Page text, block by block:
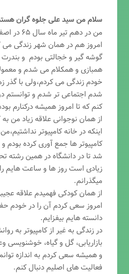
سلام من سید علی جلوه گران
من در دهم
امروز هم در همان شهر زندگی می
گوشه گیر و خجالتی بودم و
همبازی و همکلام می شدم و
خودم زندگی می کردم،ولی با گذر
شدم اجتماعی تر شدم و توانستم
کنم که تا امروز همیشه درکنارم
از همان نوجوانی علاقه زیاد من
اینکه در خانه کامپیوتر
کامپیوتر ها جمع آوری کرده
شد تا در دانشگاه در همین رشته
زیادی است روز ها و ساعت هایم را
میگذرانم.
از همان کودکی فهمیدم علاقه
امروز سعی کردم آن را در خودم
دانسته هایم بیفزایم.
در زندگی به غیر از کامپیوتر به
بازاریابی، گل و گیاه، خوشنویسی
و همیشه سعی کردم به اندازه
فعالیت های اصلیم دنبال کنم.